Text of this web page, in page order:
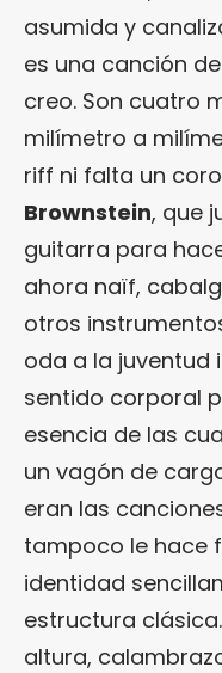
asumida y
es una canción
creo. Son cuatro
milímetro a
riff ni falta un
Brownstein, que
guitarra para
ahora naïf,
otros
oda a la juventud
sentido corporal
esencia de las
un vagón de
eran las
tampoco le hace
identidad
estructura
altura,